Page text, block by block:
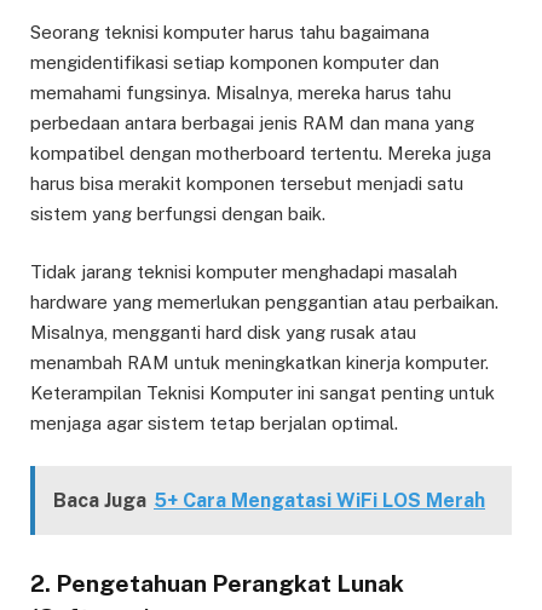
Seorang teknisi komputer harus tahu bagaimana
mengidentifikasi setiap komponen komputer dan
memahami fungsinya. Misalnya, mereka harus tahu
perbedaan antara berbagai jenis RAM dan mana yang
kompatibel dengan motherboard tertentu. Mereka juga
harus bisa merakit komponen tersebut menjadi satu
sistem yang berfungsi dengan baik.
Tidak jarang teknisi komputer menghadapi masalah
hardware yang memerlukan penggantian atau perbaikan.
Misalnya, mengganti hard disk yang rusak atau
menambah RAM untuk meningkatkan kinerja komputer.
Keterampilan Teknisi Komputer ini sangat penting untuk
menjaga agar sistem tetap berjalan optimal.
Baca Juga 5+ Cara Mengatasi WiFi LOS Merah
2. Pengetahuan Perangkat Lunak